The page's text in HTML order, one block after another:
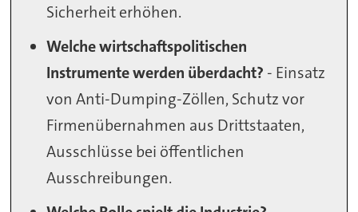
Sicherheit erhöhen.
Welche wirtschaftspolitischen
Instrumente werden überdacht? - Einsatz
von Anti-Dumping-Zöllen, Schutz vor
Firmenübernahmen aus Drittstaaten,
Ausschlüsse bei öffentlichen
Ausschreibungen.